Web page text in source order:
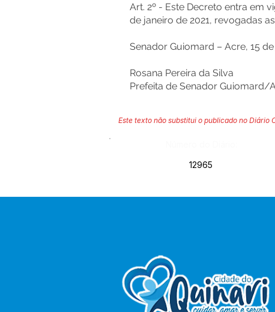
Art. 2º - Este Decreto entra em
de janeiro de 2021, revogadas
Senador Guiomard – Acre, 15 de
Rosana Pereira da Silva
Prefeita de Senador Guiomard/
Este texto não substitui o publicado no
12965